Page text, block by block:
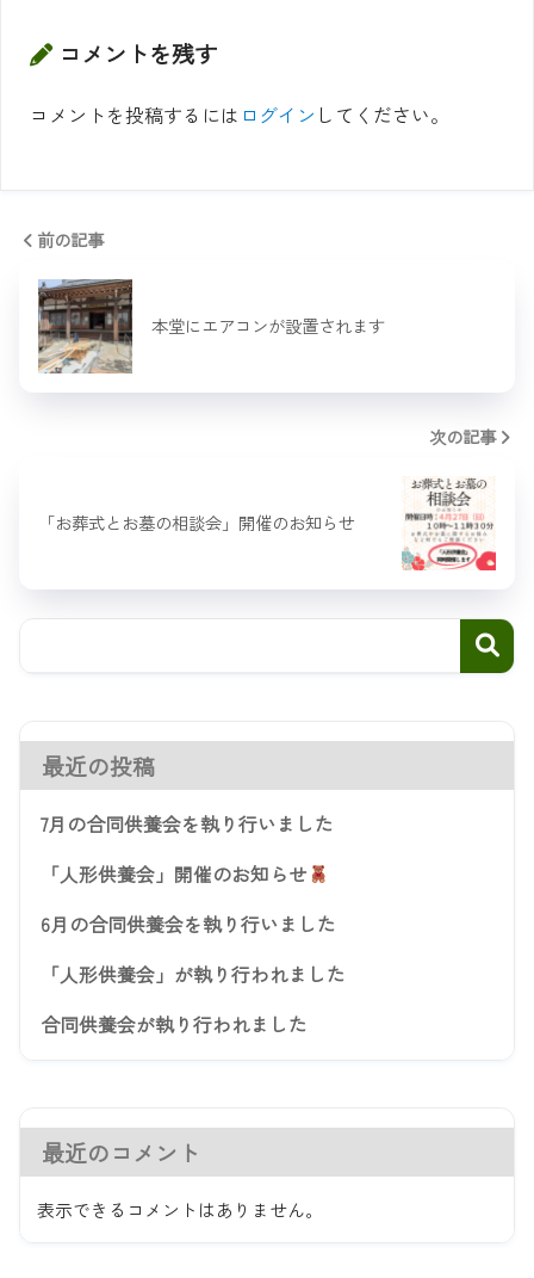
コメントを残す
コメントを投稿するには ログイン してください。
前の記事
本堂にエアコンが設置されます
次の記事
「お葬式とお墓の相談会」開催のお知らせ
最近の投稿
7月の合同供養会を執り行いました
「人形供養会」開催のお知らせ
6月の合同供養会を執り行いました
「人形供養会」が執り行われました
合同供養会が執り行われました
最近のコメント
表示できるコメントはありません。